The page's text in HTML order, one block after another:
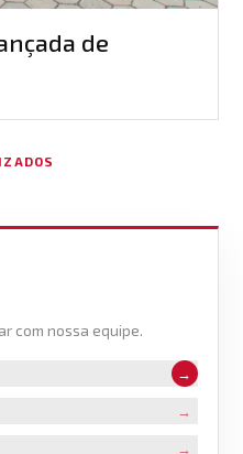
de
com nossa equipe.
→
→
→